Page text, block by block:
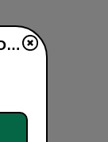
CARAIBES VYBZ STATION en ligne